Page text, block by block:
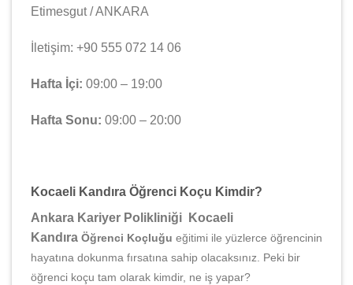
Etimesgut / ANKARA
İletişim: +90 555 072 14 06
Hafta İçi: 09:00 – 19:00
Hafta Sonu: 09:00 – 20:00
Kocaeli Kandıra Öğrenci Koçu Kimdir?
Ankara Kariyer Polikliniği Kocaeli
Kandıra Öğrenci Koçluğu eğitimi ile yüzlerce öğrencinin
hayatına dokunma fırsatına sahip olacaksınız. Peki bir
öğrenci koçu tam olarak kimdir, ne iş yapar?